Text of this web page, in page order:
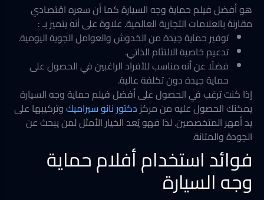
هو أفضل فيلم حماية وجه السيارة كما أن سعره اقتصادي
مقارنة بالعلامات التجارية العالمية. علاوة على أنه يتميز بـ :
توفير حماية جيدة من الخدوش والعوامل الجوية اليومية.
تدعيم خاصية الالتئام الذاتي.
فضلًا عن أنه مناسب للأفراد الراغبين في الحصول على
حماية جيدة دون تكلفة عالية.
إذا كنت ترغب في الحصول على أفضل فيلم حماية وجه السيارة
يمكنك الحصول عليه من مركزدكتور نانو سيراميكوتركيبها على
يد أمهر المتخصصين. لذا فهو يُعد الخيار الأمثل لمن يبحث عن
الجودة والمتانة.
فوائد استخدام أفلام حماية
وجه السيارة